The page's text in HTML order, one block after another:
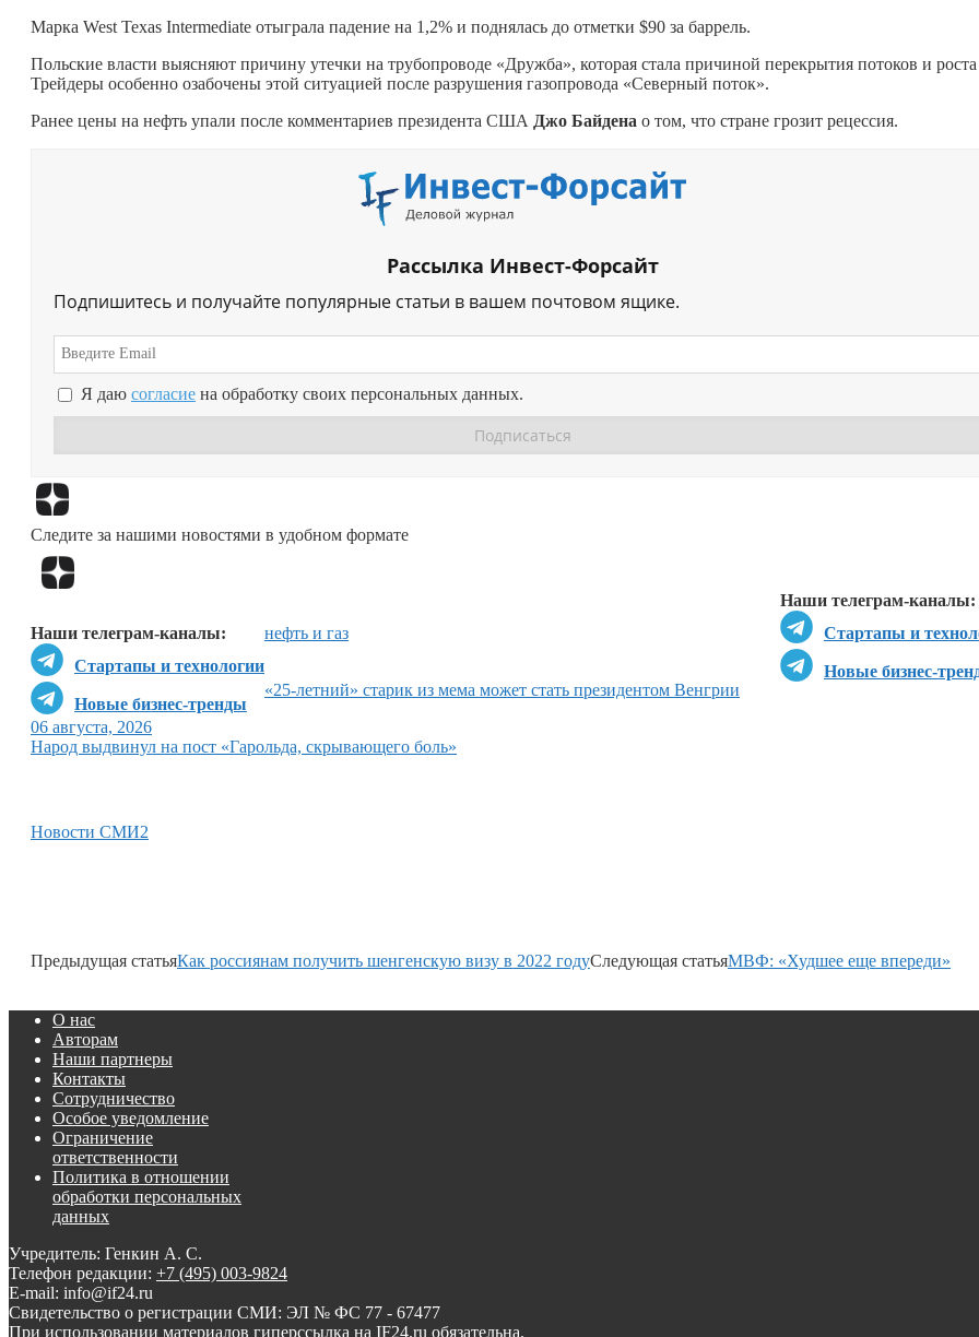
Марка West Texas Intermediate отыграла падение на 1,2% и поднялась до отметки $90 за баррель.
Польские власти выясняют причину утечки на трубопроводе «Дружба», которая стала причиной перекрытия потоков и
Трейдеры особенно озабочены этой ситуацией после разрушения газопровода «Северный поток».
Ранее цены на нефть упали после комментариев президента США Джо Байдена о том, что стране грозит рецессия.
Рассылка Инвест-Форсайт
Подпишитесь и получайте популярные статьи в вашем почтовом ящике.
Я даю согласие на обработку своих персональных данных.
Следите за нашими новостями в удобном формате
Наши телеграм-каналы:
Стартапы и
Новые бизнес-
Наши телеграм-каналы:
Стартапы и технологии
Новые бизнес-тренды
нефть и газ
«25-летний» старик из мема может стать президентом Венгрии
06 августа, 2026
Народ выдвинул на пост «Гарольда, скрывающего боль»
Новости СМИ2
Предыдущая статьяКак россиянам получить шенгенскую визу в 2022 годуСледующая статьяМВФ: «Худшее еще впереди»
О нас
Авторам
Наши партнеры
Контакты
Сотрудничество
Особое уведомление
Ограничение
ответственности
Политика в отношении
обработки персональных
данных
Учредитель: Генкин А. С.
Телефон редакции: +7 (495) 003-9824
E-mail: info@if24.ru
Свидетельство о регистрации СМИ: ЭЛ № ФС 77 - 67477
При использовании материалов гиперссылка на IF24.ru обязательна.